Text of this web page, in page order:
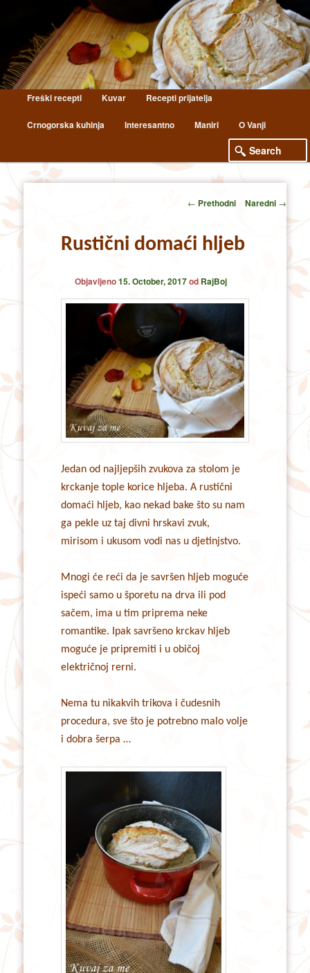
Main
Skip
to
primary
Skip
to
secondary
Freški recepti Kuvar Recepti prijatelja
Crnogorska kuhinja Interesantno Maniri O Vanji
Post
← Prethodni Naredni →
Rustični domaći hljeb
Objavljeno15. October, 2017od RajBoj
Jedan od najljepših zvukova za stolom je
krckanje tople korice hljeba. A rustični
domaći hljeb, kao nekad bake što su nam
ga pekle uz taj divni hrskavi zvuk,
mirisom i ukusom vodi nas u djetinjstvo.
Mnogi će reći da je savršen hljeb moguće
ispeći samo u šporetu na drva ili pod
sačem, ima u tim priprema neke
romantike. Ipak savršeno krckav hljeb
moguće je pripremiti i u običoj
električnoj rerni.
Nema tu nikakvih trikova i čudesnih
procedura, sve što je potrebno malo volje
i dobra šerpa …